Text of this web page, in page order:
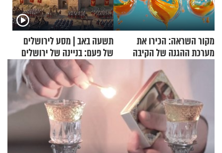
מקור השראה: הכירו את
מערכת ההגנה של הקיבה
תשעה באב | מסע לירושלים
של פעם: בניינה של ירושלים